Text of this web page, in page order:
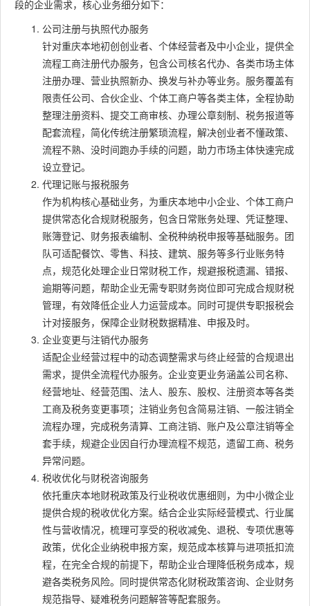
段的企业需求，核心业务细分如下：
公司注册与执照代办服务
针对重庆本地初创创业者、个体经营者及中小企业，提供全
流程工商注册代办服务，包含公司核名代办、各类市场主体
注册办理、营业执照新办、换发与补办等业务。服务覆盖有
限责任公司、合伙企业、个体工商户等各类主体，全程协助
整理注册资料、提交工商审核、办理公章刻制、税务报道等
配套流程，简化传统注册繁琐流程，解决创业者不懂政策、
流程不熟、没时间跑办手续的问题，助力市场主体快速完成
设立登记。
代理记账与报税服务
作为机构核心基础业务，为重庆本地中小企业、个体工商户
提供常态化合规财税服务，包含日常账务处理、凭证整理、
账簿登记、财务报表编制、全税种纳税申报等基础服务。团
队可适配餐饮、零售、科技、建筑、服务等多行业账务特
点，规范化处理企业日常财税工作，规避报税遗漏、错报、
逾期等问题，帮助企业无需专职财务岗位即可完成合规财税
管理，有效降低企业人力运营成本。同时可提供专职报税会
计对接服务，保障企业财税数据精准、申报及时。
企业变更与注销代办服务
适配企业经营过程中的动态调整需求与终止经营的合规退出
需求，提供全流程代办服务。企业变更业务涵盖公司名称、
经营地址、经营范围、法人、股东、股权、注册资本等各类
工商及税务变更事项；注销业务包含简易注销、一般注销全
流程办理，完成税务清算、工商注销、账户及公章注销等全
套手续，规避企业因自行办理流程不规范，遗留工商、税务
异常问题。
税收优化与财税咨询服务
依托重庆本地财税政策及行业税收优惠细则，为中小微企业
提供合规的税收优化方案。结合企业实际经营模式、行业属
性与营收情况，梳理可享受的税收减免、退税、专项优惠等
政策，优化企业纳税申报方案，规范成本核算与进项抵扣流
程，在完全合规的前提下，帮助企业合理降低税务成本，规
避各类税务风险。同时提供常态化财税政策咨询、企业财务
规范指导、疑难税务问题解答等配套服务。